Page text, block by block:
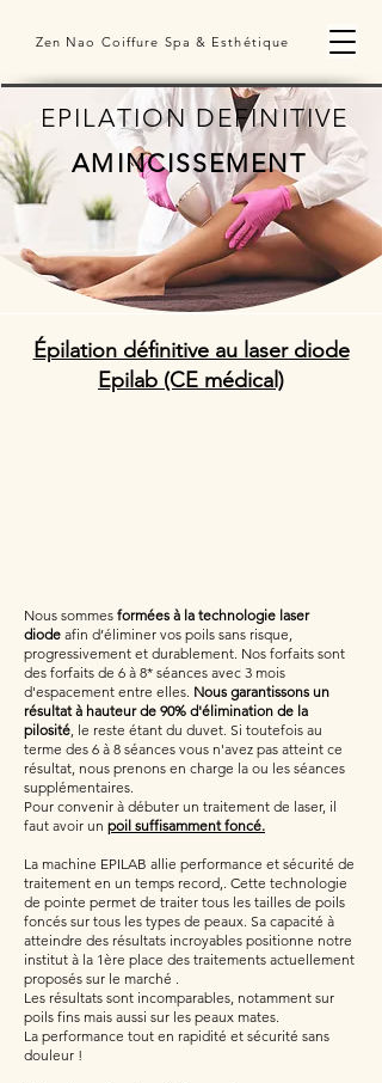
Zen Nao Coiffure Spa & Esthétique
EPILATION DEFINITIVE
AMINCISSEMENT
Épilation définitive au laser diode
Epilab (CE médical)
Nous sommes formées à la technologie laser
diode afin d’éliminer vos poils sans risque,
progressivement et durablement. Nos forfaits sont
des forfaits de 6 à 8* séances avec 3 mois
d'espacement entre elles. Nous garantissons un
résultat à hauteur de 90% d'élimination de la
pilosité, le reste étant du duvet. Si toutefois au
terme des 6 à 8 séances vous n'avez pas atteint ce
résultat, nous prenons en charge la ou les séances
supplémentaires.
Pour convenir à débuter un traitement de laser, il
faut avoir un poil suffisamment foncé.
La machine EPILAB allie performance et sécurité de
traitement en un temps record,. Cette technologie
de pointe permet de traiter tous les tailles de poils
foncés sur tous les types de peaux. Sa capacité à
atteindre des résultats incroyables positionne notre
institut à la 1ère place des traitements actuellement
proposés sur le marché .
Les résultats sont incomparables, notamment sur
poils fins mais aussi sur les peaux mates.
La performance tout en rapidité et sécurité sans
douleur !